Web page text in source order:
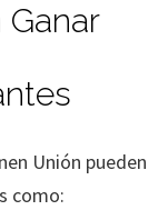
Unión pueden
como: